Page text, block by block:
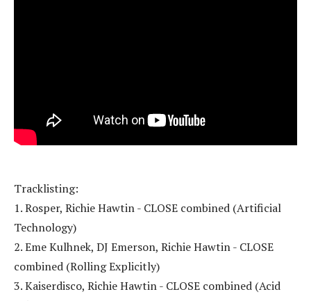
Tracklisting:
1. Rosper, Richie Hawtin - CLOSE combined (Artificial
Technology)
2. Eme Kulhnek, DJ Emerson, Richie Hawtin - CLOSE
combined (Rolling Explicitly)
3. Kaiserdisco, Richie Hawtin - CLOSE combined (Acid